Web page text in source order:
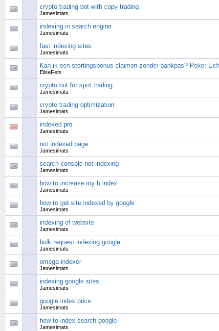
crypto trading bot with copy trading
Jamesimats
indexing in search engine
Jamesimats
fast indexing sites
Jamesimats
Kan ik een stortingsbonus claimen zonder bankpas? Poker
EliseFets
crypto bot for spot trading
Jamesimats
crypto trading optimization
Jamesimats
indexed pro
Jamesimats
not indexed page
Jamesimats
search console not indexing
Jamesimats
how to increase my h index
Jamesimats
how to get site indexed by google
Jamesimats
indexing of website
Jamesimats
bulk request indexing google
Jamesimats
omega indexer
Jamesimats
indexing google sites
Jamesimats
google index price
Jamesimats
how to index search google
Jamesimats